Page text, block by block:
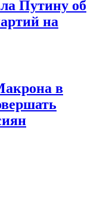
Путину об
на
в